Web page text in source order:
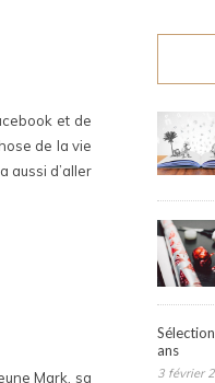
et de
de la vie
aussi d’aller
Mark, sa
ans
3 février